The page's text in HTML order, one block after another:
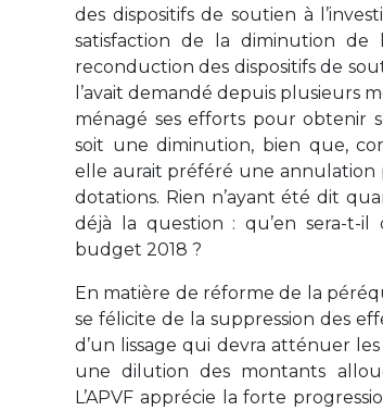
des dispositifs de soutien à
satisfaction de la diminution
reconduction des dispositifs de
l’avait demandé depuis plusieurs
ménagé ses efforts pour obtenir
soit une diminution, bien que,
elle aurait préféré une annulation
dotations. Rien n’ayant été dit
déjà la question : qu’en sera-t-
budget 2018 ?
En matière de réforme de la
se félicite de la suppression des
d’un lissage qui devra atténuer
une dilution des montants
L’APVF apprécie la forte